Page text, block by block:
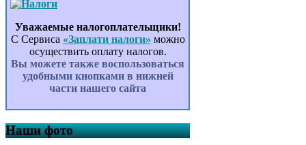
Уважаемые налогоплательщики!
С Сервиса «Заплати налоги» можно
осуществить оплату налогов.
Вы можете также воспользоваться
удобными кнопками в нижней
части нашего сайта
Наши фото